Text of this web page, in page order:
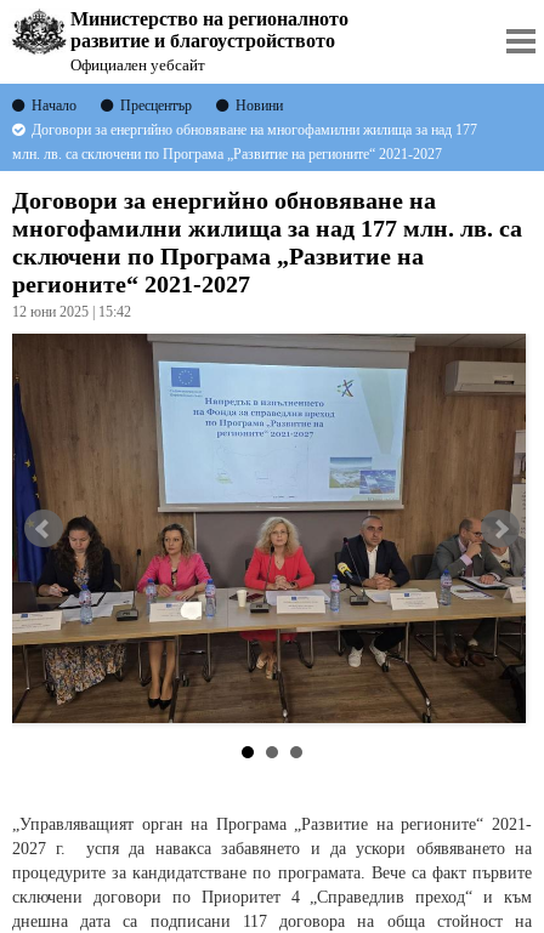
Министерство на регионалното
развитие и благоустройството
Официален уебсайт
Начало Пресцентър
Новини
Договори за енергийно обновяване на многофамилни жилища за над 177
млн. лв. са сключени по Програма „Развитие на регионите“ 2021-2027
Договори за енергийно обновяване на
многофамилни жилища за над 177 млн. лв. са
сключени по Програма „Развитие на
регионите“ 2021-2027
12 юни 2025 | 15:42
„Управляващият орган на Програма „Развитие на регионите“ 2021-
2027 г. успя да навакса забавянето и да ускори обявяването на
процедурите за кандидатстване по програмата. Вече са факт първите
сключени договори по Приоритет 4 „Справедлив преход“ и към
днешна дата са подписани 117 договора на обща стойност на